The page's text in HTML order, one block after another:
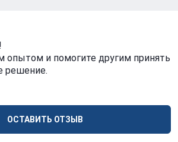
опытом и помогите другим принять
решение.
ОСТАВИТЬ ОТЗЫВ